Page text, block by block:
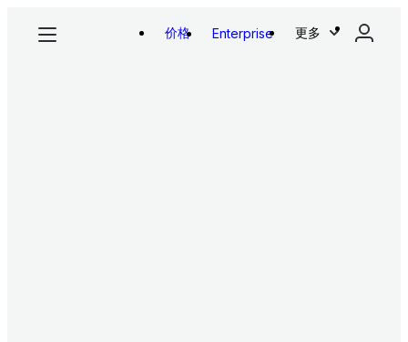
价格 Enterprise 更多